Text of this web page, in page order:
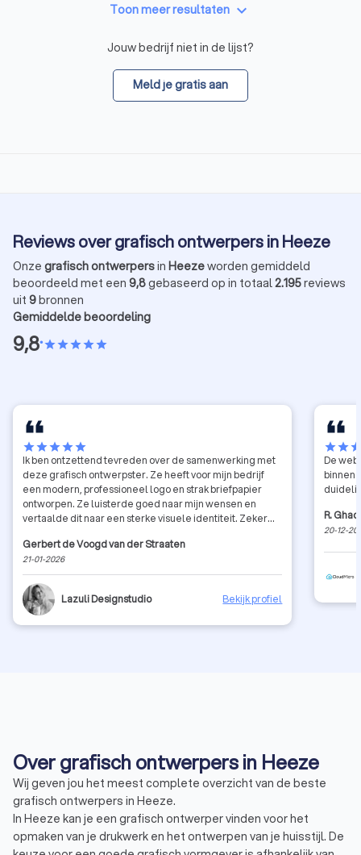
Toon meer resultaten keyboard_arrow_down
Jouw bedrijf niet in de lijst?
Meld je gratis aan
Reviews over grafisch ontwerpers in Heeze
Onze grafisch ontwerpersin Heezeworden gemiddeld
beoordeeld met een 9,8gebaseerd op in totaal2.195reviews
uit 9bronnen
Gemiddelde beoordeling
9,8•starstarstarstarstar
starstarstarstarstar
Ik ben ontzettend tevreden over de samenwerking met
deze grafisch ontwerpster. Ze heeft voor mijn bedrijf
een modern, professioneel logo en strak briefpapier
ontworpen. Ze luisterde goed naar mijn wensen en
vertaalde dit naar een sterke visuele identiteit. Zeker
Gerbert de Voogd van der Straaten
21-01-2026
Lazuli Designstudio Bekijk profiel
starstar
De
binnen
R.
20-12-
Over grafisch ontwerpers in Heeze
Wij geven jou het meest complete overzicht van de beste
grafisch ontwerpers in Heeze.
In Heeze kan je een grafisch ontwerper vinden voor het
opmaken van je drukwerk en het ontwerpen van je huisstijl. De